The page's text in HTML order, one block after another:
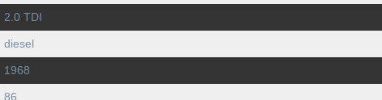
2.0 TDI
diesel
1968
86